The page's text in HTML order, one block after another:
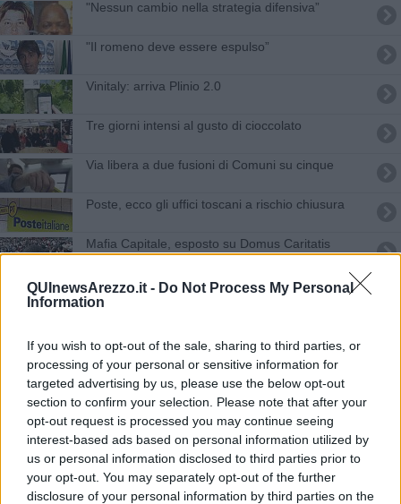
QUInewsArezzo.it - Do Not Process My Personal
Information
If you wish to opt-out of the sale, sharing to third parties, or
processing of your personal or sensitive information for
targeted advertising by us, please use the below opt-out
section to confirm your selection. Please note that after your
opt-out request is processed you may continue seeing
interest-based ads based on personal information utilized by
us or personal information disclosed to third parties prior to
your opt-out. You may separately opt-out of the further
disclosure of your personal information by third parties on the
"Nessun cambio nella strategia difensiva”
"Il romeno deve essere espulso”
Vinitaly: arriva Plinio 2.0
Tre giorni intensi al gusto di cioccolato
Via libera a due fusioni di Comuni su cinque
Poste, ecco gli uffici toscani a rischio chiusura
Mafia Capitale, esposto su Domus Caritatis
Immigrazione in calo nella provincia aretina
Prete aretino da Papa Bergoglio e poi da
Ratzinger
Quattro milioni per il piano regionale antidegrado
Nubifragi, venti milioni la prima stima dei danni
Comunali, Ghinelli è il candidato del centrodestra